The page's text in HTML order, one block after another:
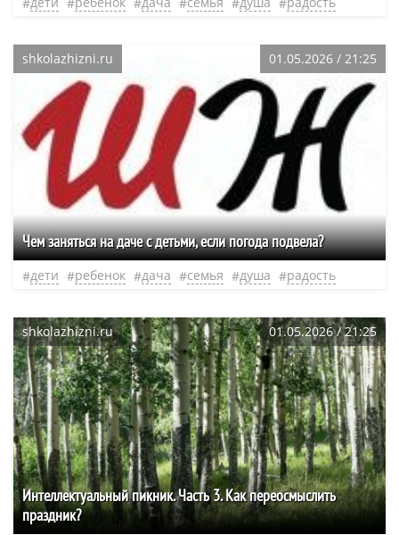
shkolazhizni.ru 01.05.2026 / 21:25
Чем заняться на даче с детьми, если погода подвела?
дети ребенок дача семья душа радость
shkolazhizni.ru 01.05.2026 / 21:25
​Интеллектуальный пикник. Часть 3. Как переосмыслить
праздник?